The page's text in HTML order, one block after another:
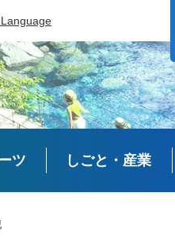
ツ しごと・産業